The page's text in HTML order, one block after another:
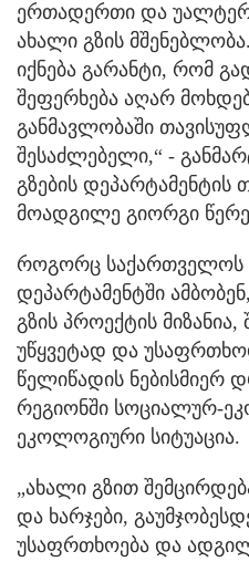
ერთადერთი და
ახალი გზის
იქნება გარანტი, რომ
შეფერხება აღარ
განმავლობაში
შესაძლებელი,“ -
გზების დეპარტამენტის
მოადგილე გიორგი
როგორც საქართველოს
დეპარტამენტში
გზის პროექტის
უწყვეტად და
წელიწადის ნებისმიერ
რეგიონში სოციალურ-
ეკოლოგიური სიტუაცია.
„ახალი გზით
და ხარჯები,
უსაფრთხოება და